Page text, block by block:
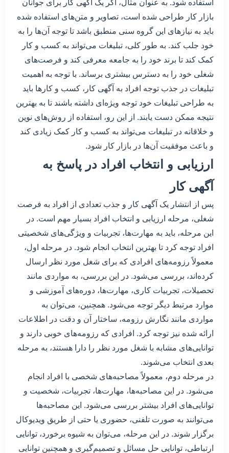
استفاده شود. به عنوان مثال، اگر یک آگهی کار برای جوانان
بازار کار طراحی شده است، تصاویر و متن‌های استفاده شده
باید به نیازهای این گروه سنی منطبق باشد تا توجه آن‌ها را به
خود جلب کند. به طور کلی، تبلیغات می‌تواند به کسب و کار
کمک کند تا برند خود را به جامعه معرفی کند و فرصت‌های
شغلی خود را به دسترس بیشتری برساند. با توجه به اهمیت
تبلیغات در جذب توجه افراد به آگهی کار، کسب و کارها باید
به طراحی تبلیغات خود توجه ویژه‌ای داشته باشند تا به بهترین
نتیجه ممکن دست یابند. از این رو، استفاده از روش‌های نوین
و خلاقانه در تبلیغات می‌تواند به کسب و کار کمک زیادی کند
و باعث موفقیت آن‌ها در بازار کار شود.
ارزیابی و انتخاب افراد در پاسخ به
آگهی کار
پس از انتشار یک آگهی کار و جذب تعدادی از افراد به فرصت
شغلی، مرحله ارزیابی و انتخاب افراد بسیار مهم است. در
این مرحله، باید به مهارت‌ها، تجربیات و ویژگی‌های شخصیتی
افراد توجه کرد تا بهترین انتخاب انجام شود. در مرحله اول،
معمولاً رزومه‌های افرادی که برای شغل مورد نظر ارسال
کرده‌اند، بررسی می‌شود. در این بررسی، به مواردی مانند
تحصیلات، تجربیات کاری، مهارت‌ها، دوره‌های آموزشی و
موارد مرتبط دیگر توجه می‌شود. همچنین، می‌توان به
مواردی مانند نگارش رزومه، ساختار آن و دقت در اطلاعات
ارائه شده نیز توجه کرد. افرادی که رزومه‌های خوبی دارند و
توانایی‌های مشابه با شغل مورد نظر را دارا هستند، به مرحله
بعدی انتخاب می‌شوند.
در مرحله دوم، معمولاً مصاحبه‌های شخصی با افراد انجام
می‌شود. در این مصاحبه‌ها، مهارت‌ها، تجربیات، شخصیت و
توانایی‌های افراد بیشتر بررسی می‌شود. این مصاحبه‌ها
می‌توانند به صورت تلفنی، حضوری یا حتی از طریق ویدیوکال
برگزار شوند. در این مرحله، می‌توان به شیوه برخورد، توانایی
ارتباطی، توانایی حل مسائل و تصمیم‌گیری و همچنین توانایی